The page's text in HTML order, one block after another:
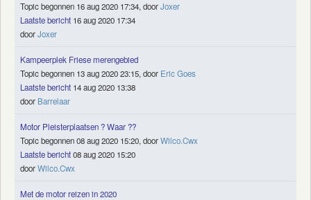
Topic begonnen 16 aug 2020 17:34, doorJoxer
Laatste bericht 16 aug 2020 17:34
doorJoxer
Kampeerplek Friese merengebied
Topic begonnen 13 aug 2020 23:15, door Eric Goes
Laatste bericht 14 aug 2020 13:38
door Barrelaar
Motor Pleisterplaatsen ? Waar ??
Topic begonnen 08 aug 2020 15:20, doorWilco.Cwx
Laatste bericht08 aug 2020 15:20
doorWilco.Cwx
Met de motor reizen in 2020